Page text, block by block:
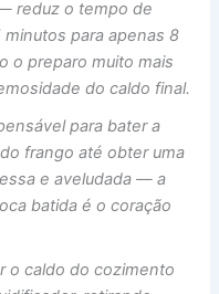
reduz o tempo de
para apenas 8
o preparo muito mais
do caldo final.
para bater a
frango até obter uma
e aveludada — a
batida é o coração
o caldo do cozimento